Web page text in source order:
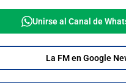
Unirse al Canal de
La FM en Google